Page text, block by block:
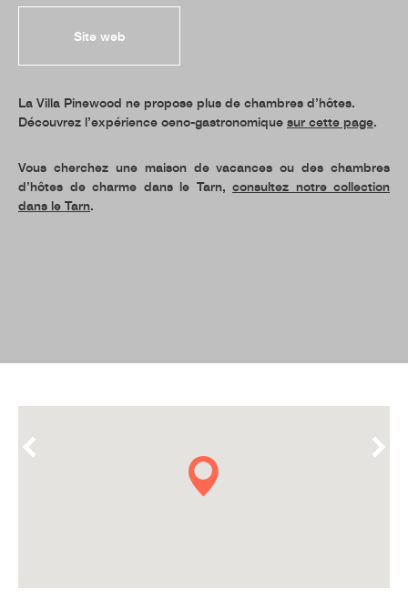
Site web
La Villa Pinewood ne propose plus de chambres d’hôtes.
Découvrez l’expérience oeno-gastronomique sur cette page.
Vous cherchez une maison de vacances ou des chambres
d’hôtes de charme dans le Tarn, consultez notre collection
dans le Tarn.